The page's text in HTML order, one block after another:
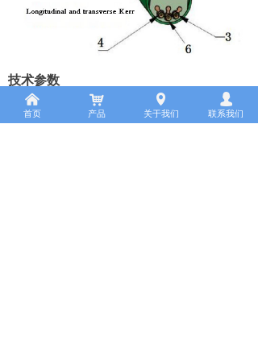
技术参数
克尔角分辨率：0.001 度；
椭偏率分辨率：0.1%；
낀
首页
낙
产品
넹
关于我们
넙
联系我们